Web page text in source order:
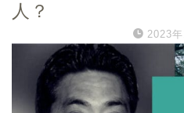
人？
2023